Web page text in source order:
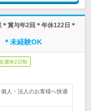
賞与年2回＊年休122日＊
＊未経験OK
週休2日制
人・法人のお客様へ快適